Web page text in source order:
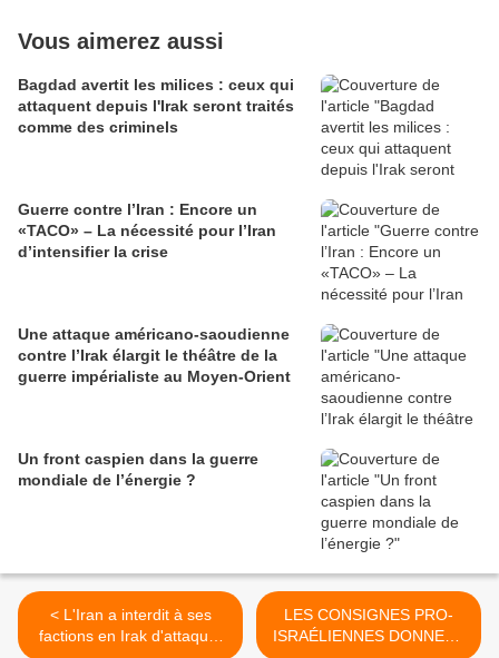
Vous aimerez aussi
Bagdad avertit les milices : ceux qui
attaquent depuis l'Irak seront traités
comme des criminels
Guerre contre l’Iran : Encore un
«TACO» – La nécessité pour l’Iran
d’intensifier la crise
Une attaque américano-saoudienne
contre l’Irak élargit le théâtre de la
guerre impérialiste au Moyen-Orient
Un front caspien dans la guerre
mondiale de l’énergie ?
< L'Iran a interdit à ses
factions en Irak d'attaquer
LES CONSIGNES PRO-
ISRAÉLIENNES DONNEES